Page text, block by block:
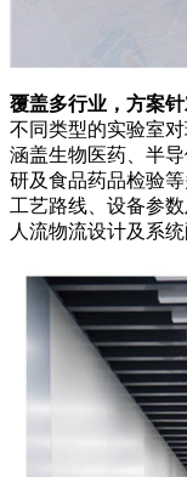
覆盖多行业，方案
不同类型的实验室
涵盖生物医药、半
研及食品药品检验
工艺路线、设备参
人流物流设计及系